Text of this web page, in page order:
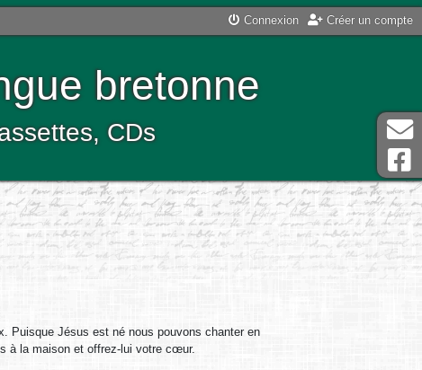
Connexion Créer un compte
bretonne
CDs
Puisque Jésus est né nous pouvons chanter en
à la maison et offrez-lui votre cœur.